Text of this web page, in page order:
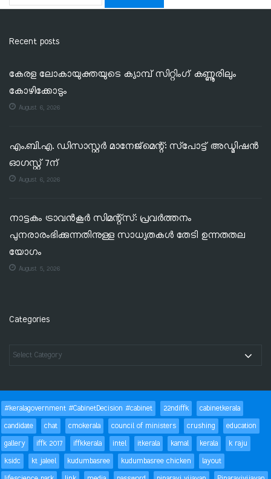
Recent posts
കേരള ലോകായുക്തയുടെ ക്യാമ്പ് സിറ്റിംഗ് കണ്ണൂരിലും
കോഴിക്കോടും
August 6, 2026
എം.ബി.എ. ഡിസാസ്റ്റർ മാനേജ്‌മെന്റ്: സ്‌പോട്ട് അഡ്മിഷൻ
ഓഗസ്റ്റ് 7ന്
August 6, 2026
നാട്ടകം ട്രാവൻകൂർ സിമന്റ്‌സ്: പ്രവർത്തനം
പുനരാരംഭിക്കുന്നതിനുള്ള സാധ്യതകൾ തേടി ഉന്നതതല
യോഗം
August 5, 2026
Categories
#keralagovernment #CabinetDecision #cabinet 22ndiffk
cabinetkerala
candidate
chat cmokerala council of ministers crushing
education
gallery
iffk 2017 iffkkerala intel itkerala kamal kerala
k raju
ksidc
kt jaleel kudumbasree kudumbasree chicken
layout